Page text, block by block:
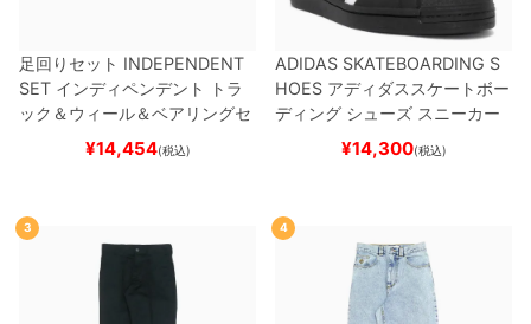
足回りセット INDEPENDENT
SET インディペンデント
トラ
ック＆ウィール＆ベアリングセ
（トリック用）
ード スケボー
¥14,454(税込)
ADIDAS SKATEBOARDING S
HOES アディダススケートボー
ディング シューズ スニーカー
スーパースター SUPERSTAR A
BLACK/WHITE/WHITE
ー
¥14,300(税込)
3 4